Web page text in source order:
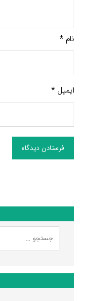
نام*
ایمیل*
فرستادن دیدگاه